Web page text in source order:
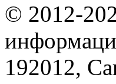
© 2012-
192012,